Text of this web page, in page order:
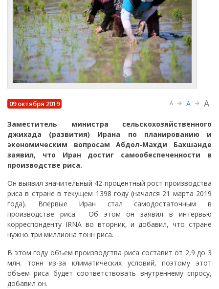
09 октября 2019 A A A
Заместитель министра сельскохозяйственного
джихада (развития) Ирана по планированию и
экономическим вопросам Абдол-Махди Бахшанде
заявил, что Иран достиг самообеспеченности в
производстве риса.
Он выявил значительный 42-процентный рост производства
риса в стране в текущем 1398 году (начался 21 марта 2019
года). Впервые Иран стал самодостаточным в
производстве риса. Об этом он заявил в интервью
корреспонденту IRNA во вторник, и добавил, что стране
нужно три миллиона тонн риса.
В этом году объем производства риса составит от 2,9 до 3
млн. тонн из-за климатических условий, поэтому этот
объем риса будет соответствовать внутреннему спросу,
добавил он.